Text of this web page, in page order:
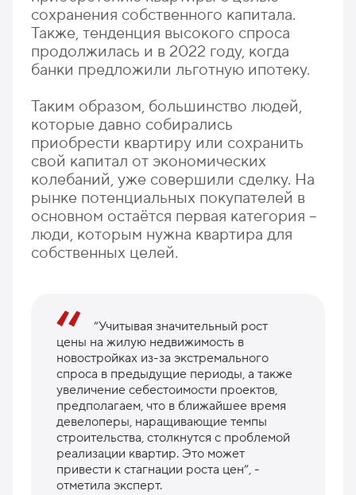
сохранения собственного капитала.
Также, тенденция высокого спроса
продолжилась и в 2022 году, когда
банки предложили льготную ипотеку.
Таким образом, большинство людей,
которые давно собирались
приобрести квартиру или сохранить
свой капитал от экономических
колебаний, уже совершили сделку. На
рынке потенциальных покупателей в
основном остаётся первая категория –
люди, которым нужна квартира для
собственных целей.
“Учитывая значительный рост
цены на жилую недвижимость в
новостройках из-за экстремального
спроса в предыдущие периоды, а также
увеличение себестоимости проектов,
предполагаем, что в ближайшее время
девелоперы, наращивающие темпы
строительства, столкнутся с проблемой
реализации квартир. Это может
привести к стагнации роста цен”, -
отметила эксперт.